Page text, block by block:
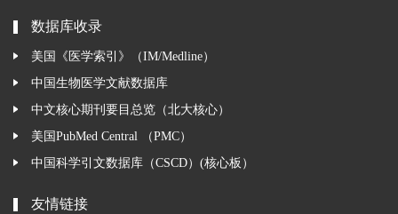
数据库收录
美国《医学索引》（IM/Medline）
中国生物医学文献数据库
中文核心期刊要目总览（北大核心）
美国PubMed Central （PMC）
中国科学引文数据库（CSCD）(核心板）
友情链接